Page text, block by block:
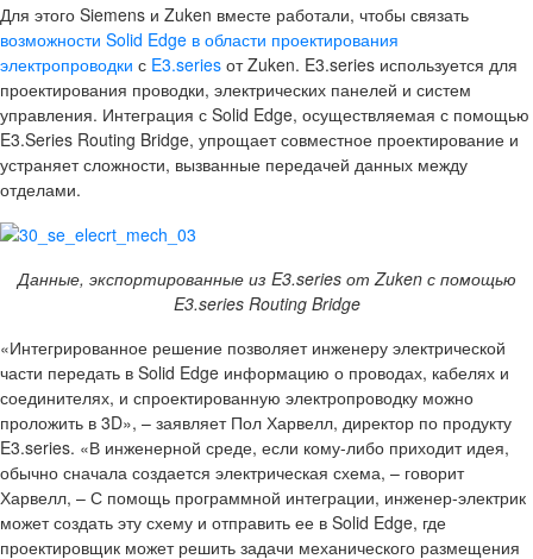
Для этого Siemens и Zuken вместе работали, чтобы связать
возможности Solid Edge в области проектирования
электропроводки с E3.series от Zuken. E3.series используется для
проектирования проводки, электрических панелей и систем
управления. Интеграция с Solid Edge, осуществляемая с помощью
E3.Series Routing Bridge, упрощает совместное проектирование и
устраняет сложности, вызванные передачей данных между
отделами.
Данные, экспортированные из E3.series отZuken с помощью
E3.series Routing Bridge
«Интегрированное решение позволяет инженеру электрической
части передать в Solid Edge информацию о проводах, кабелях и
соединителях, и спроектированную электропроводку можно
проложить в 3D», – заявляет Пол Харвелл, директор по продукту
E3.series. «В инженерной среде, если кому-либо приходит идея,
обычно сначала создается электрическая схема, – говорит
Харвелл, – С помощь программной интеграции, инженер-электрик
может создать эту схему и отправить ее в Solid Edge, где
проектировщик может решить задачи механического размещения